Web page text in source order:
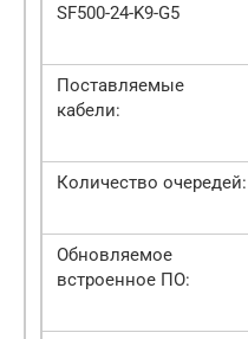
SF500-24-K9-G5
Поставляемые
кабели:
Количество очередей:
Обновляемое
встроенное ПО: